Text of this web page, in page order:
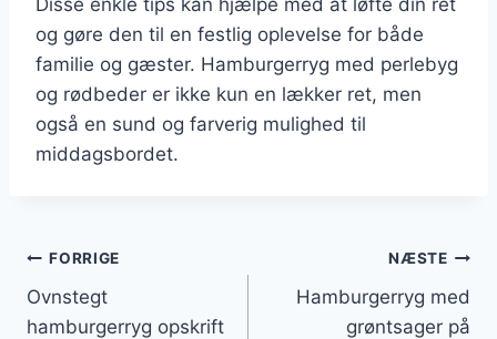
og gøre den til en festlig oplevelse for både
familie og gæster. Hamburgerryg med perlebyg
og rødbeder er ikke kun en lækker ret, men
også en sund og farverig mulighed til
middagsbordet.
Indlægsnavigation
FORRIGE
Ovnstegt
hamburgerryg opskrift
NÆSTE
Hamburgerryg med
grøntsager på